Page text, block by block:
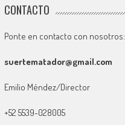
CONTACTO
Ponte en contacto con nosotros:
suertematador@gmail.com
Emilio Méndez/Director
+52 5539-028005